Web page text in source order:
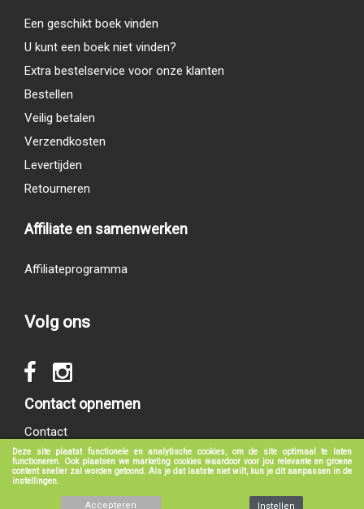
Deze site plaatst functionele en analytische cookies, om de site optimaal te laten
functioneren. Ook plaatsen we marketing cookies waardoor voor jou relevante en groene
content sneller zal worden getoond. Als je dat laatste niet wilt, kun je dit aanpassen in de
instellingen.
Accepteren Instellen
Een geschikt boek vinden
U kunt een boek niet vinden?
Extra bestelservice voor onze klanten
Bestellen
Veilig betalen
Verzendkosten
Levertijden
Retourneren
Affiliate en samenwerken
Affiliateprogramma
Volg ons
Contact opnemen
Contact
Algemene voorwaarden
Privacy verklaring | Disclaimer